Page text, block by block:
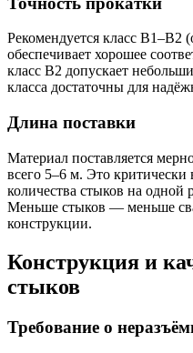
Рекомендуется класс В1–В2
обеспечивает хорошее
класс В2 допускает
класса достаточны для
Длина поставки
Материал поставляется
всего 5–6 м. Это
количества стыков на одной
Меньше стыков — меньше
конструкции.
Конструкция и
стыков
Требование о